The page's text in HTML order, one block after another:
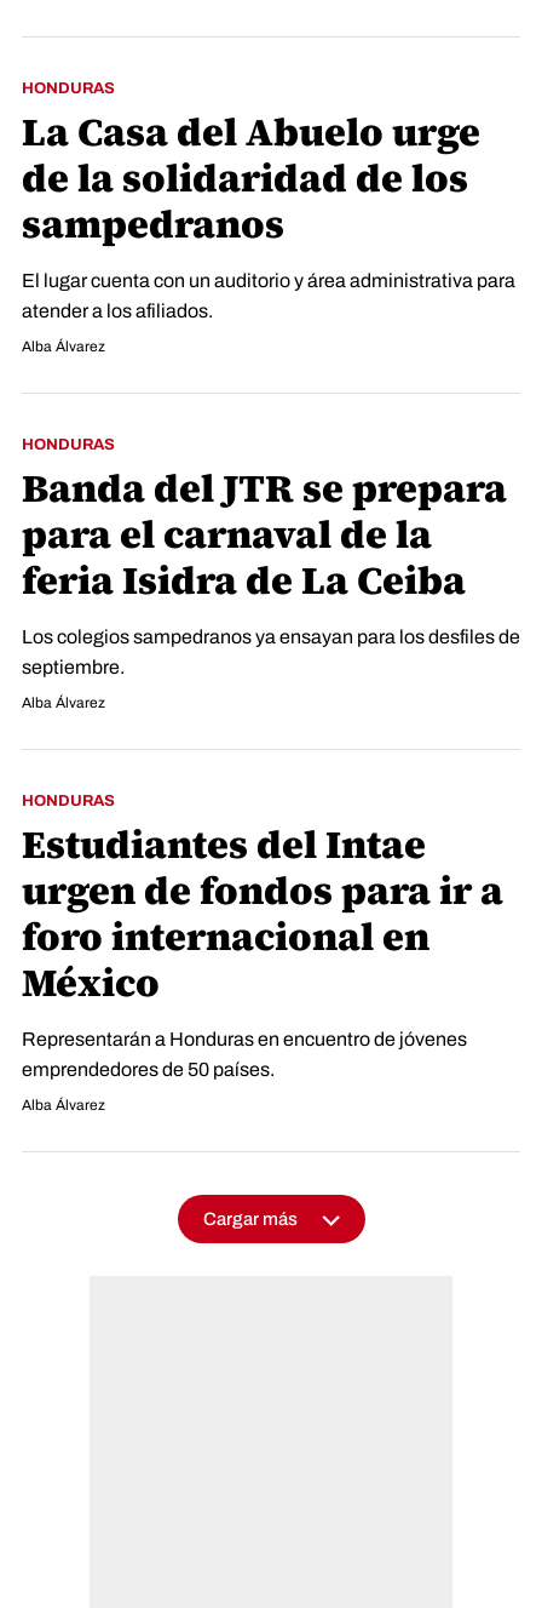
HONDURAS
La Casa del Abuelo urge
de la solidaridad de los
sampedranos
El lugar cuenta con un auditorio y área administrativa para
atender a los afiliados.
Alba Álvarez
HONDURAS
Banda del JTR se prepara
para el carnaval de la
feria Isidra de La Ceiba
Los colegios sampedranos ya ensayan para los desfiles de
septiembre.
Alba Álvarez
HONDURAS
Estudiantes del Intae
urgen de fondos para ir a
foro internacional en
México
Representarán a Honduras en encuentro de jóvenes
emprendedores de 50 países.
Alba Álvarez
Cargar más